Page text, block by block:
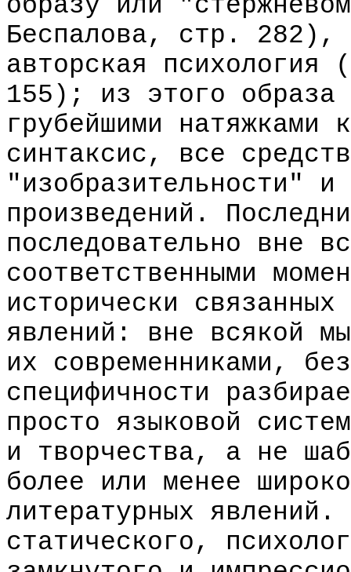
Беспалова, стр. 282),
авторская
155); из этого образа
грубейшими натяжками
синтаксис, все
"изобразительности" и
произведений.
последовательно вне
соответственными
исторически
явлений: вне всякой
их современниками,
специфичности
просто языковой
и творчества, а не
более или менее
литературных
статического,